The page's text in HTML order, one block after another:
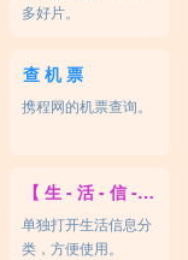
多好片。
查 机 票
携程网的机票查询。
【 生 - 活 - 信 - 息】
单独打开生活信息分
类，方便使用。